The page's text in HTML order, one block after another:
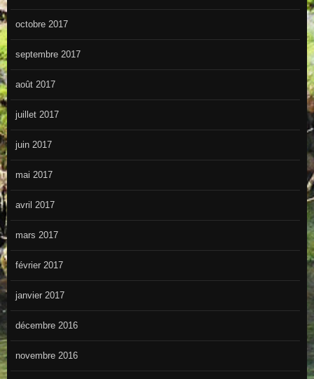
octobre 2017
septembre 2017
août 2017
juillet 2017
juin 2017
mai 2017
avril 2017
mars 2017
février 2017
janvier 2017
décembre 2016
novembre 2016